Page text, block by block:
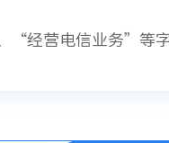
“经营电信业务”等